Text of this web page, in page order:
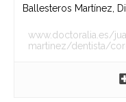
Ballesteros Martínez,
www.doctoralia.es/
martinez/dentista/